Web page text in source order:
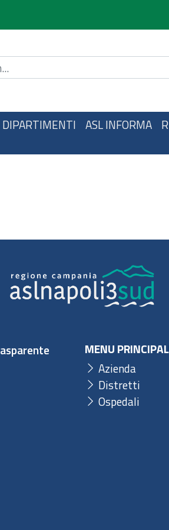
sito
DIPARTIMENTI ASL INFORMA
MENU
Azienda
Distretti
Ospedali